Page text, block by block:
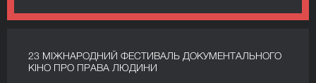
23 МІЖНАРОДНИЙ ФЕСТИВАЛЬ ДОКУМЕНТАЛЬНОГО
КІНО ПРО ПРАВА ЛЮДИНИ